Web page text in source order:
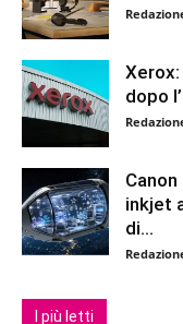
dopo
inkjet
di...
I più letti